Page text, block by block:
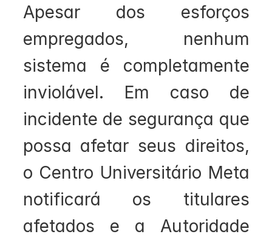
Apesar dos esforços
empregados, nenhum
sistema é completamente
inviolável. Em caso de
incidente de segurança que
possa afetar seus direitos,
o Centro Universitário Meta
notificará os titulares
afetados e a Autoridade